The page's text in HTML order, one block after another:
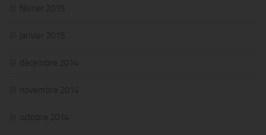
février 2015
janvier 2015
décembre 2014
novembre 2014
octobre 2014